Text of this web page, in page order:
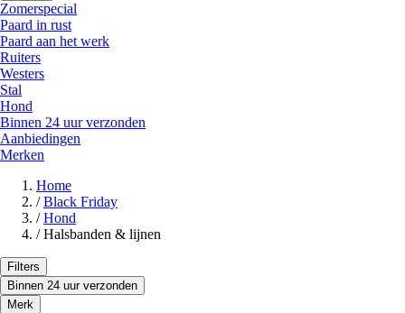
Zomerspecial
Paard in rust
Paard aan het werk
Ruiters
Westers
Stal
Hond
Binnen 24 uur verzonden
Aanbiedingen
Merken
Home
/ Black Friday
/ Hond
/ Halsbanden & lijnen
Filters
Binnen 24 uur verzonden
Merk